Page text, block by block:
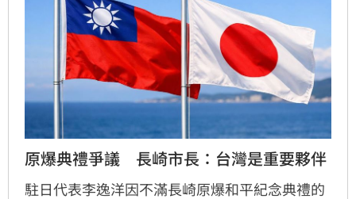
原爆典禮爭議　長崎市長：台灣是重要夥伴
駐日代表李逸洋因不滿長崎原爆和平紀念典禮的